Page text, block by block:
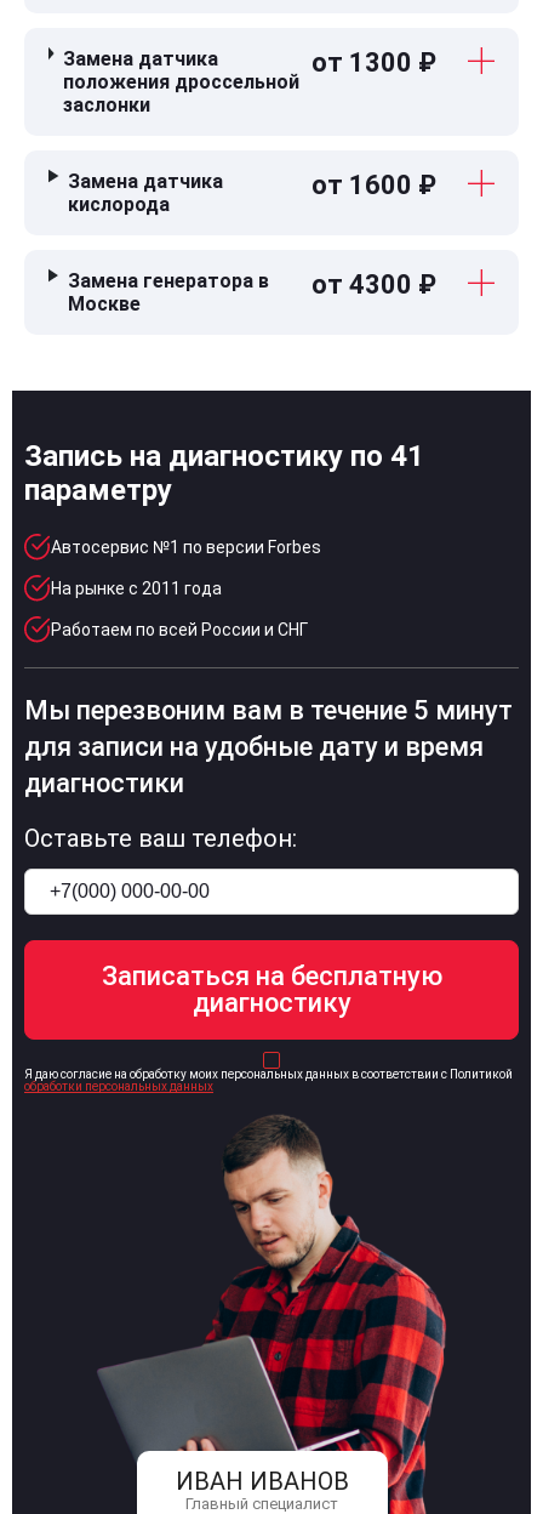
Замена датчика
положения дроссельной
заслонки
от 1300 ₽
Замена датчика
кислорода
от 1600 ₽
Замена генератора в
Москве
от 4300 ₽
Запись на диагностику по 41
параметру
Автосервис №1 по версии Forbes
На рынке с 2011 года
Работаем по всей России и СНГ
ИВАН ИВАНОВ
Главный специалист
Мы перезвоним вам в течение 5 минут
для записи на удобные дату и время
диагностики
Оставьте ваш телефон:
Я даю согласие на обработку моих персональных данных в соответствии с Политикой
обработки персональных данных